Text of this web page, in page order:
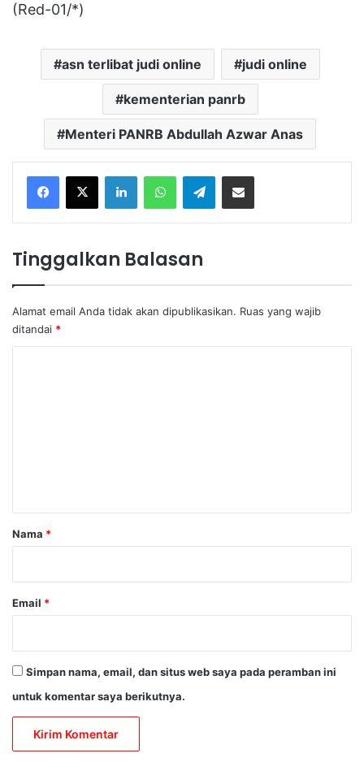
(Red-01/*)
asn terlibat judi online judi online
kementerian panrb
Menteri PANRB Abdullah Azwar Anas
Facebook
X LinkedInWhatsAppTelegramShare via Email
Tinggalkan Balasan
Alamat email Anda tidak akan dipublikasikan. Ruas yang wajib
ditandai *
r
Nama *
Email *
Simpan nama, email, dan situs web saya pada peramban ini
untuk komentar saya berikutnya.